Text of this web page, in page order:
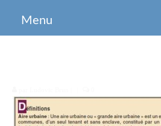
Menu
Infos Pratiques